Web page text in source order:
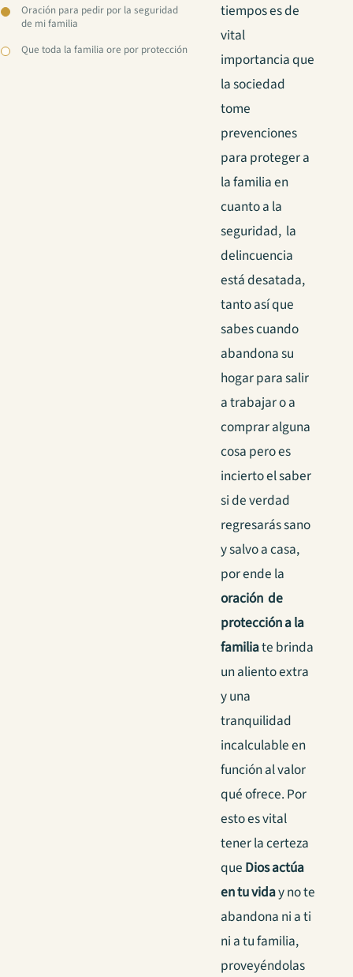
Oración para pedir por la seguridad
de mi familia
Que toda la familia ore por protección
tiempos es de
vital
importancia que
la sociedad
tome
prevenciones
para proteger a
la familia en
cuanto a la
seguridad, la
delincuencia
está desatada,
tanto así que
sabes cuando
abandona su
hogar para salir
a trabajar o a
comprar alguna
cosa pero es
incierto el saber
si de verdad
regresarás sano
y salvo a casa,
por ende la
oración de
protección a la
familiate brinda
un aliento extra
y una
tranquilidad
incalculable en
función al valor
qué ofrece. Por
esto es vital
tener la certeza
que Dios actúa
en tu viday no te
abandona ni a ti
ni a tu familia,
proveyéndolas